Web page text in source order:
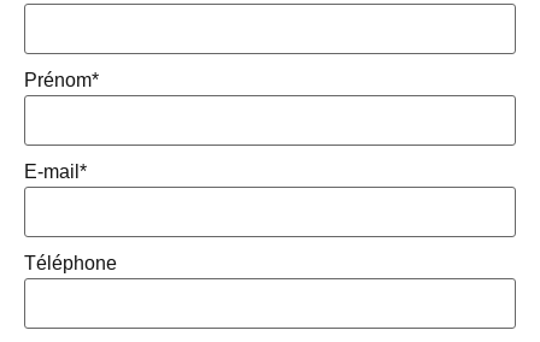
Prénom*
E-mail *
Téléphone